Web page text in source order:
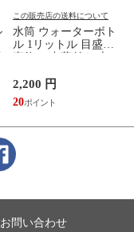
この販売店の送料について
水筒 ウォーターボト
ル 1リットル 目盛り
マイボトル 動物 ア
ニマル ゴリラ ごリ
ラックス ゴリゴリボ
2,200 円
20
問い合わせ